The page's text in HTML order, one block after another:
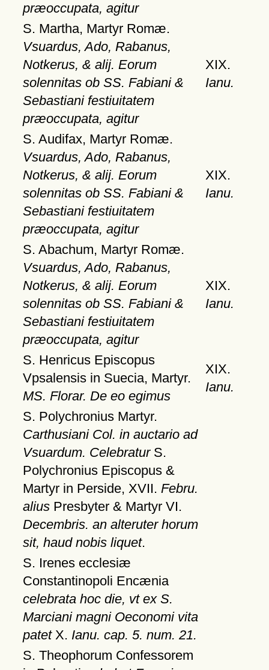
præoccupata, agitur
S. Martha, Martyr Romæ.
Vsuardus, Ado, Rabanus,
Notkerus, & alij. Eorum
solennitas ob SS. Fabiani &
Sebastiani festiuitatem
præoccupata, agitur
XIX.
Ianu.
S. Audifax, Martyr Romæ.
Vsuardus, Ado, Rabanus,
Notkerus, & alij. Eorum
solennitas ob SS. Fabiani &
Sebastiani festiuitatem
præoccupata, agitur
XIX.
Ianu.
S. Abachum, Martyr Romæ.
Vsuardus, Ado, Rabanus,
Notkerus, & alij. Eorum
solennitas ob SS. Fabiani &
Sebastiani festiuitatem
præoccupata, agitur
XIX.
Ianu.
S. Henricus Episcopus
Vpsalensis in Suecia, Martyr.
MS. Florar. De eo egimus
XIX.
Ianu.
S. Polychronius Martyr.
Carthusiani Col. in auctario ad
Vsuardum. CelebraturS.
Polychronius Episcopus &
Martyr in Perside, XVII. Febru.
aliusPresbyter & Martyr VI.
Decembris. an alteruter horum
sit, haud nobis liquet.
S. Irenes ecclesiæ
Constantinopoli Encænia
celebrata hoc die, vt ex S.
Marciani magni Oeconomi vita
patetX. Ianu. cap. 5. num. 21.
S. Theophorum Confessorem